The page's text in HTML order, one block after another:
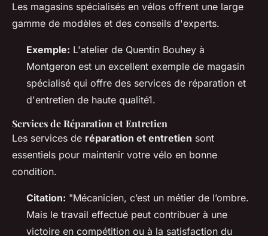
Les magasins spécialisés en vélos offrent une large
gamme de modèles et des conseils d'experts.
Exemple: L'atelier de Quentin Bouhey à
Montgeron est un excellent exemple de magasin
spécialisé qui offre des services de réparation et
d'entretien de haute qualité1.
Services de Réparation et Entretien
Les services de réparation et entretien sont
essentiels pour maintenir votre vélo en bonne
condition.
Citation: "Mécanicien, c’est un métier de l’ombre.
Mais le travail effectué peut contribuer à une
victoire en compétition ou à la satisfaction du